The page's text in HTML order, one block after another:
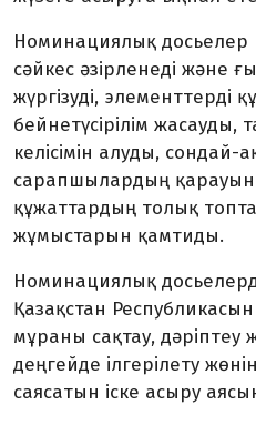
Номинациялық
сәйкес әзірленеді және
жүргізуді, элементтерді
бейнетүсірілім жасауды,
келісімін алуды, сондай-
сарапшылардың
құжаттардың толық
жұмыстарын қамтиды.
Номинациялық
Қазақстан
мұраны сақтау,
деңгейде ілгерілету
саясатын іске асыру